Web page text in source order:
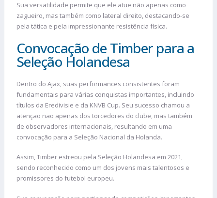
Sua versatilidade permite que ele atue não apenas como
zagueiro, mas também como lateral direito, destacando-se
pela tática e pela impressionante resistência física.
Convocação de Timber para a
Seleção Holandesa
Dentro do Ajax, suas performances consistentes foram
fundamentais para várias conquistas importantes, incluindo
títulos da Eredivisie e da KNVB Cup. Seu sucesso chamou a
atenção não apenas dos torcedores do clube, mas também
de observadores internacionais, resultando em uma
convocação para a Seleção Nacional da Holanda.
Assim, Timber estreou pela Seleção Holandesa em 2021,
sendo reconhecido como um dos jovens mais talentosos e
promissores do futebol europeu.